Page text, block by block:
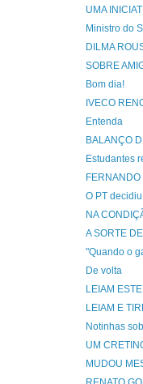
UMA
Ministro do
DILMA
SOBRE
Bom dia!
IVECO
Entenda
BALANÇO
Estudantes
O PT
NA
A SORTE
"Quando o
De volta
LEIAM
LEIAM E
Notinhas
UM
MUDOU